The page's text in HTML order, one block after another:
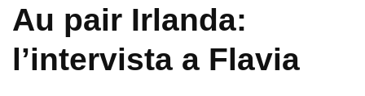
Au pair Irlanda:
l’intervista a Flavia